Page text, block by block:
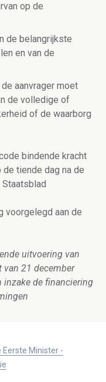
op de
de belangrijkste
en van de
aanvrager moet
de volledige of
of de waarborg
bindende kracht
tiende dag na de
voorgelegd aan de
uitvoering van
van 21 december
inzake de financiering
Eerste Minister -